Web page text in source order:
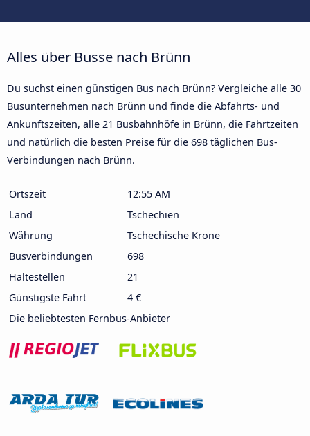
Alles über Busse nach Brünn
Du suchst einen günstigen Bus nach Brünn? Vergleiche alle 30
Busunternehmen nach Brünn und finde die Abfahrts- und
Ankunftszeiten, alle 21 Busbahnhöfe in Brünn, die Fahrtzeiten
und natürlich die besten Preise für die 698 täglichen Bus-
Verbindungen nach Brünn.
Ortszeit
12:55 AM
Land
Tschechien
Währung
Tschechische Krone
Busverbindungen
698
Haltestellen
21
Günstigste Fahrt
4 €
Die beliebtesten Fernbus-Anbieter